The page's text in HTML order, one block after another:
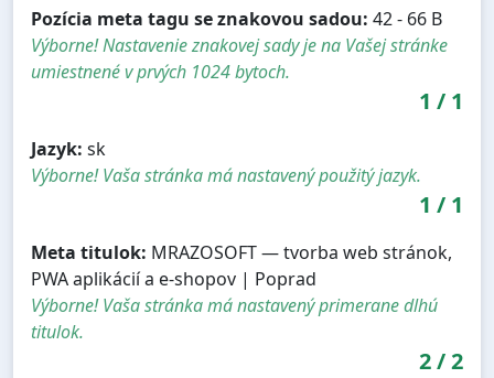
Pozícia meta tagu se znakovou sadou: 42 - 66 B
Výborne! Nastavenie znakovej sady je na Vašej stránke
umiestnené v prvých 1024 bytoch.
1 / 1
Jazyk: sk
Výborne! Vaša stránka má nastavený použitý jazyk.
1 / 1
Meta titulok: MRAZOSOFT — tvorba web stránok,
PWA aplikácií a e-shopov | Poprad
Výborne! Vaša stránka má nastavený primerane dlhú
titulok.
2/2